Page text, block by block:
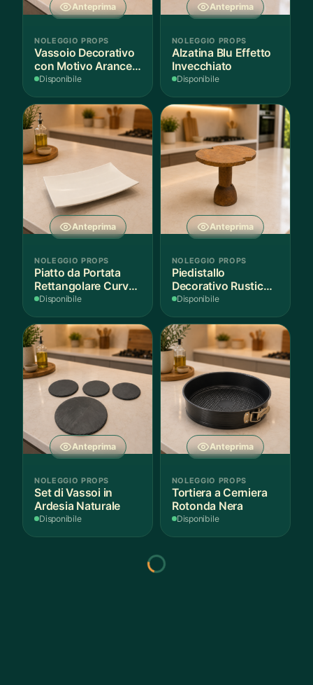
Anteprima
NOLEGGIO PROPS
Vassoio Decorativo
con Motivo Arance e
Foglie
Disponibile
Anteprima
NOLEGGIO PROPS
Alzatina Blu Effetto
Invecchiato
Disponibile
Anteprima
NOLEGGIO PROPS
Piatto da Portata
Rettangolare Curvo
Bianco
Disponibile
Anteprima
NOLEGGIO PROPS
Piedistallo
Decorativo Rustico
in Legno
Disponibile
Anteprima
NOLEGGIO PROPS
Set di Vassoi in
Ardesia Naturale
Disponibile
Anteprima
NOLEGGIO PROPS
Tortiera a Cerniera
Rotonda Nera
Disponibile